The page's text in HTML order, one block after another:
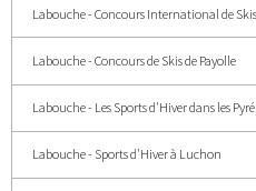
Labouche - Concours International de Skis
Labouche - Concours de Skis de Payolle
Labouche - Les Sports d'Hiver dans les
Labouche - Sports d'Hiver à Luchon